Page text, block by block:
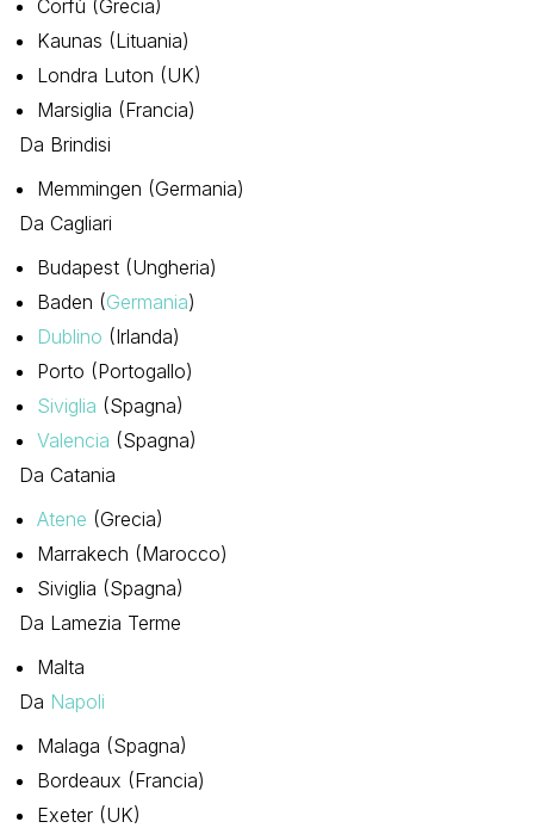
Corfù (Grecia)
Kaunas (Lituania)
Londra Luton (UK)
Marsiglia (Francia)
Da Brindisi
Memmingen (Germania)
Da Cagliari
Budapest (Ungheria)
Baden (Germania)
Dublino (Irlanda)
Porto (Portogallo)
Siviglia (Spagna)
Valencia (Spagna)
Da Catania
Atene (Grecia)
Marrakech (Marocco)
Siviglia (Spagna)
Da Lamezia Terme
Malta
Da Napoli
Malaga (Spagna)
Bordeaux (Francia)
Exeter (UK)